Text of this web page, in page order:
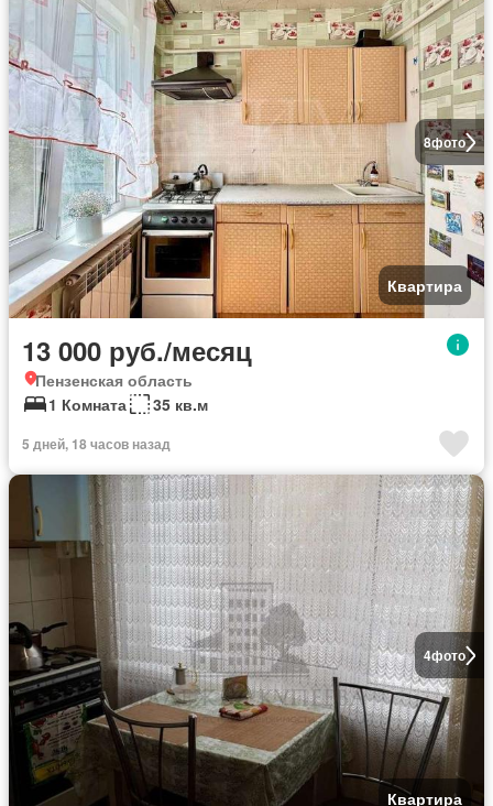
8фото
Квартира
13 000 руб./месяц
Пензенская область
1 Комната
35 кв.м
5 дней, 18 часов назад
4фото
Квартира